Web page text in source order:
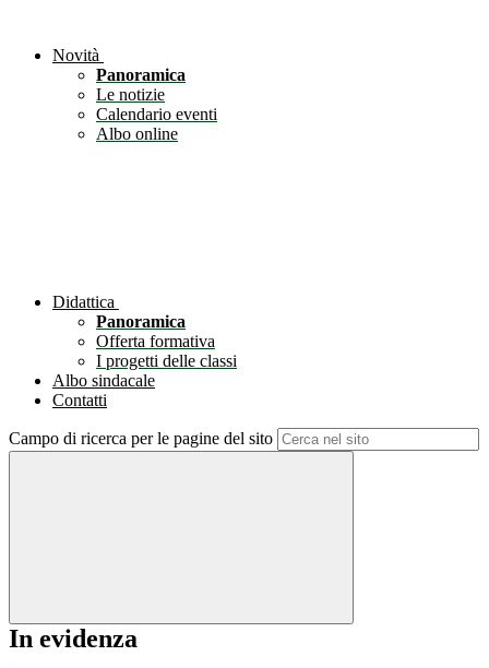
Novità
Panoramica
Le notizie
Calendario eventi
Albo online
Didattica
Panoramica
Offerta formativa
I progetti delle classi
Albo sindacale
Contatti
Campo di ricerca per le pagine del sito
In evidenza